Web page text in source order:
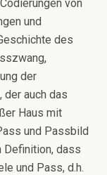
von
und
des
der
der auch das
Haus mit
und Passbild
dass
und Pass, d.h.